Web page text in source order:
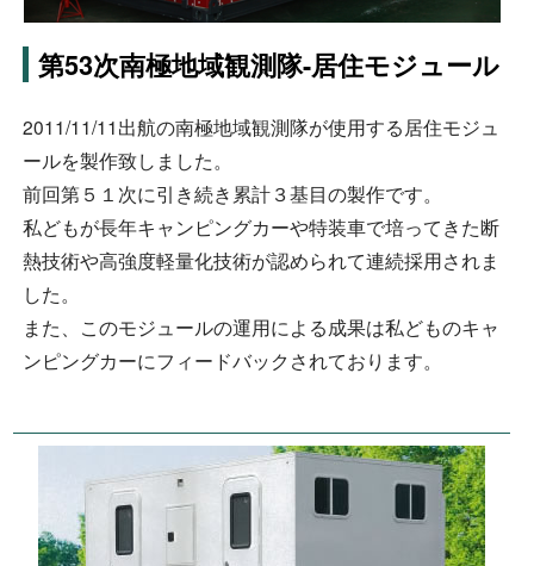
キャンピングカー
Flipper
ek cruise
E-SPiRit
MAMBOW
中古車情報
特装車
お問い合わせ
第53次南極地域観測隊-居住モジュール
2011/11/11出航の南極地域観測隊が使用する居住モジュ
ールを製作致しました。
前回第５１次に引き続き累計３基目の製作です。
私どもが長年キャンピングカーや特装車で培ってきた断
熱技術や高強度軽量化技術が認められて連続採用されま
した。
また、このモジュールの運用による成果は私どものキャ
ンピングカーにフィードバックされております。